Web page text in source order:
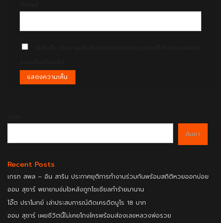
ค้นหา
Recent Posts
เกรท สพล – อิน สาริน ประกาศยุติการทำงานร่วมกันพร้อมสถิติหวยออกบ่อย
ออม สุชาร์ พยายามข่มใจหลังถูกโซเชียลทำร้ายมานาน
โอ๊ต ปราโมทย์ เล่าประสบการณ์ติดเครดิตบูโร 18 บาท
ออม สุชาร์ เผยชีวิตนี้ไม่เคยโกงใครพร้อมส่องเลขหลวงพ่อรวย